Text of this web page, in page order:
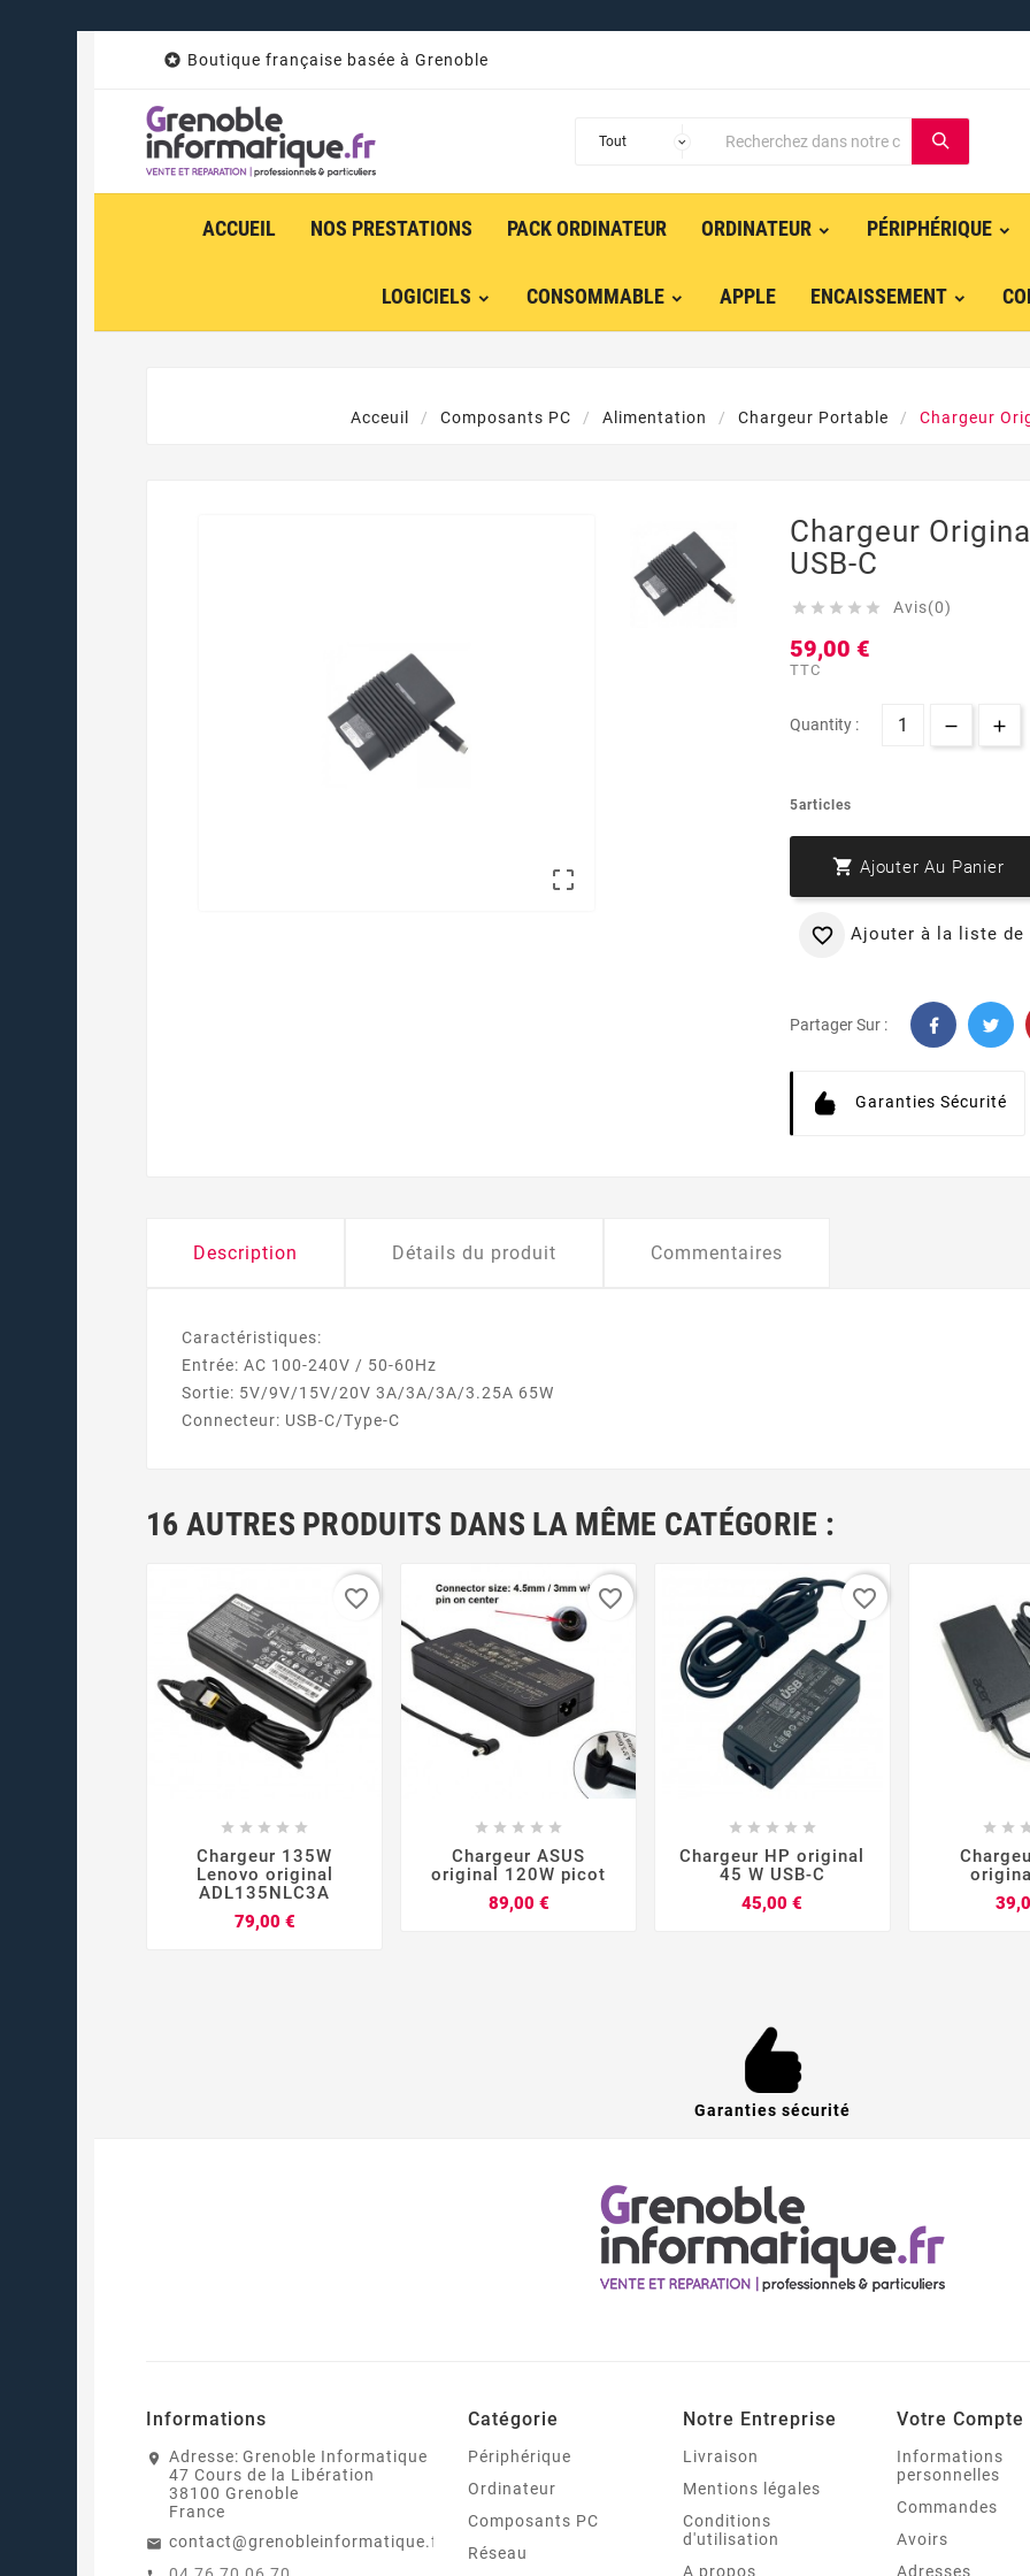
 Boutique française basée à Grenoble
ACCUEIL NOS PRESTATIONS PACK ORDINATEUR ORDINATEUR PÉRIPHÉRIQUE
LOGICIELS CONSOMMABLE APPLE ENCAISSEMENT
Acceuil Composants PC Alimentation Chargeur Portable Chargeur

Chargeur
USB-C
     Avis(0)
59,00 €
TTC
Quantity :
5articles
 Ajouter Au Panier
 Ajouter à la liste de
Partager Sur :
Garanties Sécurité
Description Détails du produit Commentaires
Caractéristiques:
Entrée: AC 100-240V / 50-60Hz
Sortie: 5V/9V/15V/20V 3A/3A/3A/3.25A 65W
Connecteur: USB-C/Type-C
16 AUTRES PRODUITS DANS LA MÊME CATÉGORIE :
    
Chargeur 135W
Lenovo original
ADL135NLC3A
79,00 €Prix
favorite_border
    
Chargeur ASUS
original 120W picot
89,00 €Prix
favorite_border
    
Chargeur HP original
45 W USB-C
45,00 €
favorite_border
 
Garanties sécurité
Informations
Adresse: Grenoble Informatique
47 Cours de la Libération
38100 Grenoble
France
contact@grenobleinformatique.fr
Catégorie
Périphérique
Ordinateur
Composants PC
Réseau
Notre Entreprise
Livraison
Mentions légales
Conditions
d'utilisation
A propos
Votre Compte
Informations
personnelles
Commandes
Avoirs
Adresses